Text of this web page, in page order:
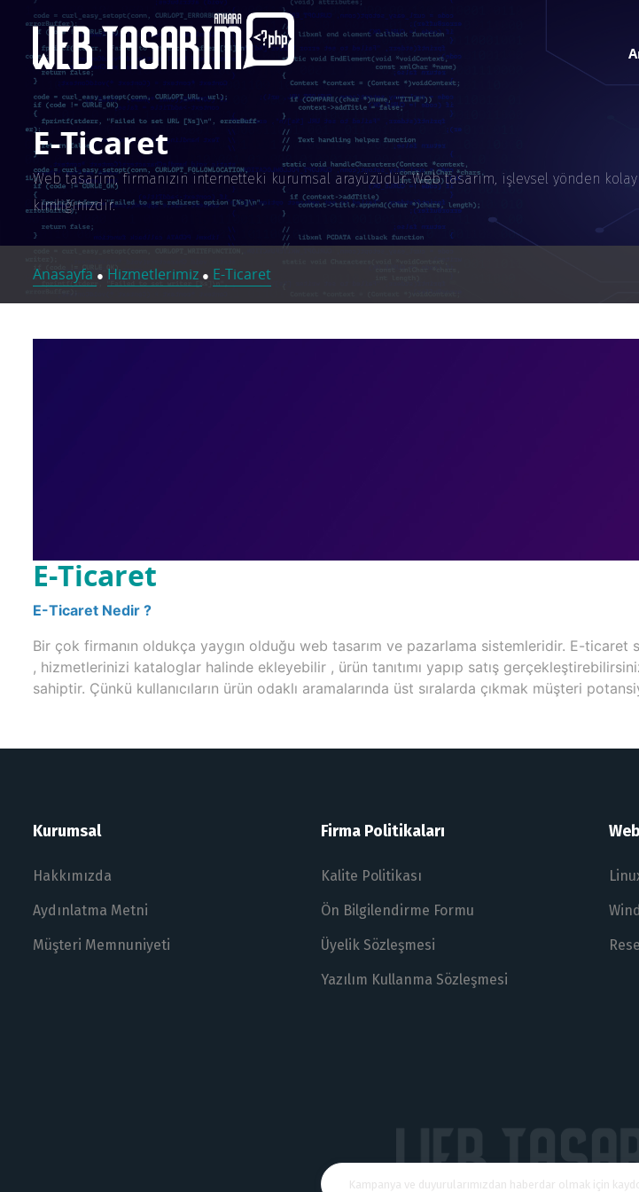
E-Ticaret
Web tasarım, firmanızın internetteki kurumsal arayüzüdür. Web tasarım, işlevsel yönden
kimliğinizdir.
Anasayfa ● Hizmetlerimiz ● E-Ticaret
E-Ticaret
E-Ticaret Nedir ?
Bir çok firmanın oldukça yaygın olduğu web tasarım ve pazarlama sistemleridir. E-ticaret
, hizmetlerinizi kataloglar halinde ekleyebilir , ürün tanıtımı yapıp satış
sahiptir. Çünkü kullanıcıların ürün odaklı aramalarında üst sıralarda çıkmak müşteri
Kurumsal
Hakkımızda
Aydınlatma Metni
Müşteri Memnuniyeti
Firma Politikaları
Kalite Politikası
Ön Bilgilendirme Formu
Üyelik Sözleşmesi
Yazılım Kullanma Sözleşmesi